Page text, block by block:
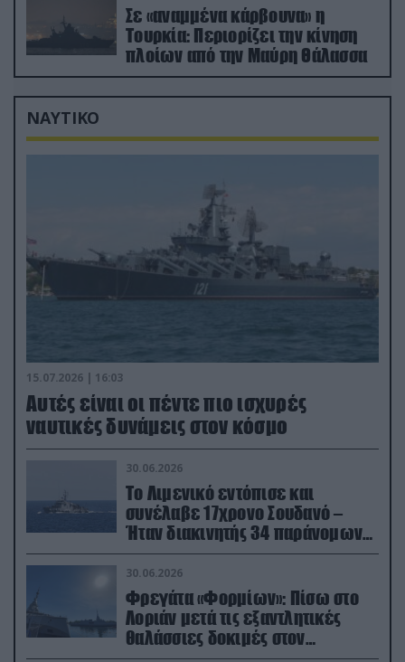
Σε «αναμμένα κάρβουνα» η
Τουρκία: Περιορίζει την κίνηση
πλοίων από την Μαύρη Θάλασσα
ΝΑΥΤΙΚΟ
15.07.2026 | 16:03
Aυτές είναι οι πέντε πιο ισχυρές
ναυτικές δυνάμεις στον κόσμο
30.06.2026
Το Λιμενικό εντόπισε και
συνέλαβε 17χρονο Σουδανό –
Ήταν διακινητής 34 παράνομων
μεταναστών
30.06.2026
Φρεγάτα «Φορμίων»: Πίσω στο
Λοριάν μετά τις εξαντλητικές
θαλάσσιες δοκιμές στον